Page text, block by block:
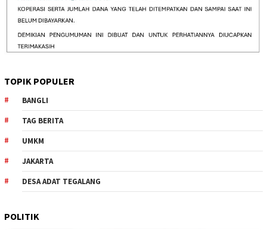
TOPIK POPULER
BANGLI
TAG BERITA
UMKM
JAKARTA
DESA ADAT TEGALANG
POLITIK